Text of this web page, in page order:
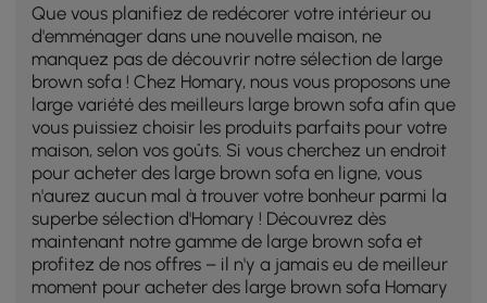
Que vous planifiez de redécorer votre intérieur ou
d'emménager dans une nouvelle maison, ne
manquez pas de découvrir notre sélection de large
brown sofa ! Chez Homary, nous vous proposons une
large variété des meilleurs large brown sofa afin que
vous puissiez choisir les produits parfaits pour votre
maison, selon vos goûts. Si vous cherchez un endroit
pour acheter des large brown sofa en ligne, vous
n'aurez aucun mal à trouver votre bonheur parmi la
superbe sélection d'Homary ! Découvrez dès
maintenant notre gamme de large brown sofa et
profitez de nos offres – il n'y a jamais eu de meilleur
moment pour acheter des large brown sofa Homary